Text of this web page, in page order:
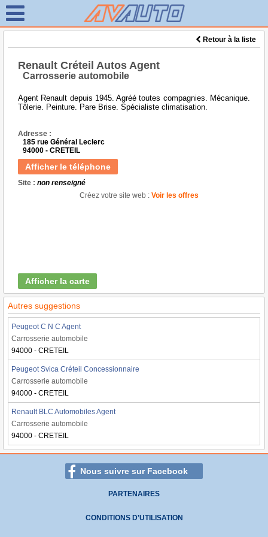
Retour à la liste
Renault Créteil Autos Agent
Carrosserie automobile
Agent Renault depuis 1945. Agréé toutes compagnies. Mécanique.
Tôlerie. Peinture. Pare Brise. Spécialiste climatisation.
Adresse :
185 rue Général Leclerc
94000 - CRETEIL
Afficher le téléphone
Site : non renseigné
Créez votre site web : Voir les offres
Afficher la carte
Autres suggestions
Peugeot C N C Agent
Carrosserie automobile
94000 - CRETEIL
Peugeot Svica Créteil Concessionnaire
Carrosserie automobile
94000 - CRETEIL
Renault BLC Automobiles Agent
Carrosserie automobile
94000 - CRETEIL
Nous suivre sur Facebook
PARTENAIRES
CONDITIONS D'UTILISATION